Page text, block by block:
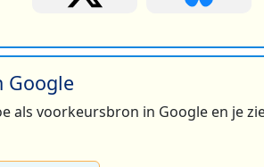
Google
als voorkeursbron in Google en je